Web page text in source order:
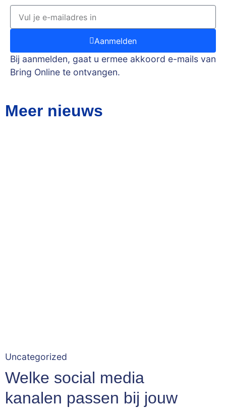
Aanmelden
Bij aanmelden, gaat u ermee akkoord e-mails van
Bring Online te ontvangen.
Meer nieuws
Uncategorized
Welke social media
kanalen passen bij jouw